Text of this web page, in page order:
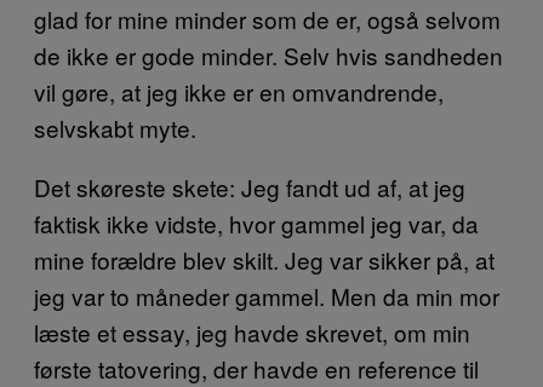
glad for mine minder som de er, også selvom
de ikke er gode minder. Selv hvis sandheden
vil gøre, at jeg ikke er en omvandrende,
selvskabt myte.
Det skøreste skete: Jeg fandt ud af, at jeg
faktisk ikke vidste, hvor gammel jeg var, da
mine forældre blev skilt. Jeg var sikker på, at
jeg var to måneder gammel. Men da min mor
læste et essay, jeg havde skrevet, om min
første tatovering, der havde en reference til